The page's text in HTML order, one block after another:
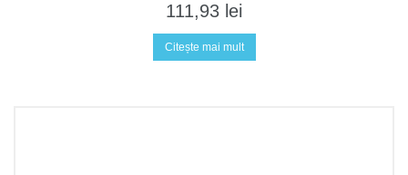
111,93 lei
Citește mai mult